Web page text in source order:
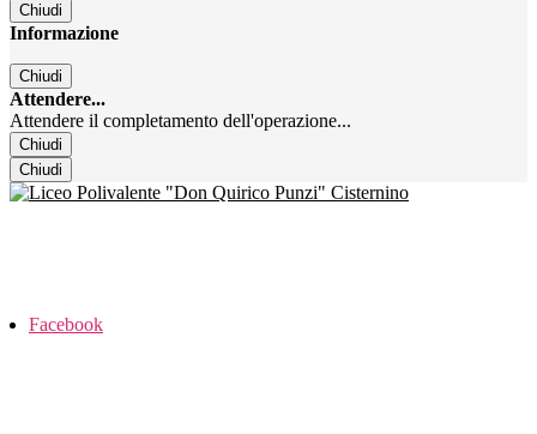
Chiudi
Informazione
Chiudi
Attendere...
Attendere il completamento dell'operazione...
Chiudi
Chiudi
Facebook